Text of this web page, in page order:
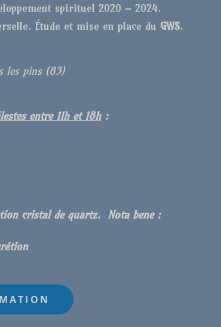
spirituel 2020 – 2024.
Étude et mise en place du GWS.
les pins (83)
entre 11h et 18h:
cristal de quartz. Nota bene :